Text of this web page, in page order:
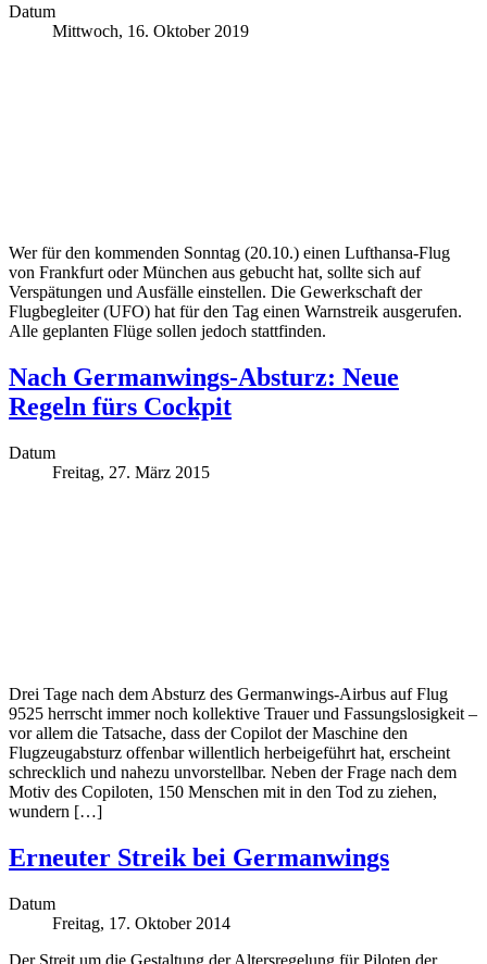
Datum
Mittwoch, 16. Oktober 2019
Wer für den kommenden Sonntag (20.10.) einen Lufthansa-Flug
von Frankfurt oder München aus gebucht hat, sollte sich auf
Verspätungen und Ausfälle einstellen. Die Gewerkschaft der
Flugbegleiter (UFO) hat für den Tag einen Warnstreik ausgerufen.
Alle geplanten Flüge sollen jedoch stattfinden.
Nach Germanwings-Absturz: Neue
Regeln fürs Cockpit
Datum
Freitag, 27. März 2015
Drei Tage nach dem Absturz des Germanwings-Airbus auf Flug
9525 herrscht immer noch kollektive Trauer und Fassungslosigkeit –
vor allem die Tatsache, dass der Copilot der Maschine den
Flugzeugabsturz offenbar willentlich herbeigeführt hat, erscheint
schrecklich und nahezu unvorstellbar. Neben der Frage nach dem
Motiv des Copiloten, 150 Menschen mit in den Tod zu ziehen,
wundern […]
Erneuter Streik bei Germanwings
Datum
Freitag, 17. Oktober 2014
Der Streit um die Gestaltung der Altersregelung für Piloten der